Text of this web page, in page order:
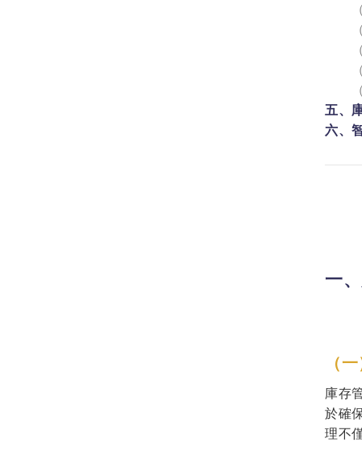
五、
六、
一
（
庫存
於確
理不